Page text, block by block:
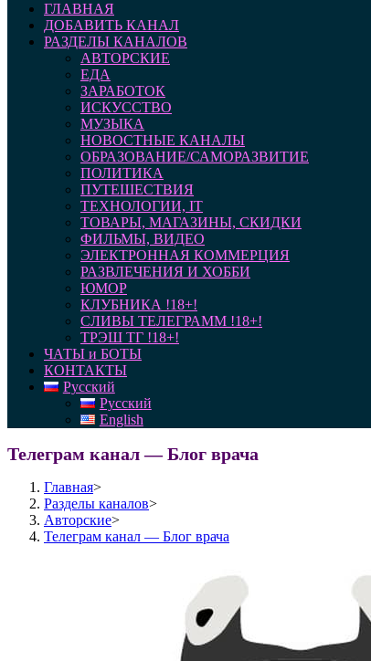
ГЛАВНАЯ
ДОБАВИТЬ КАНАЛ
РАЗДЕЛЫ КАНАЛОВ
АВТОРСКИЕ
ЕДА
ЗАРАБОТОК
ИСКУССТВО
МУЗЫКА
НОВОСТНЫЕ КАНАЛЫ
ОБРАЗОВАНИЕ/САМОРАЗВИТИЕ
ПОЛИТИКА
ПУТЕШЕСТВИЯ
ТЕХНОЛОГИИ, IT
ТОВАРЫ, МАГАЗИНЫ, СКИДКИ
ФИЛЬМЫ, ВИДЕО
ЭЛЕКТРОННАЯ КОММЕРЦИЯ
РАЗВЛЕЧЕНИЯ И ХОББИ
ЮМОР
КЛУБНИКА !18+!
СЛИВЫ ТЕЛЕГРАММ !18+!
ТРЭШ ТГ !18+!
ЧАТЫ и БОТЫ
КОНТАКТЫ
Русский
Русский
English
Телеграм канал — Блог врача
Главная>
Разделы каналов>
Авторские>
Телеграм канал — Блог врача